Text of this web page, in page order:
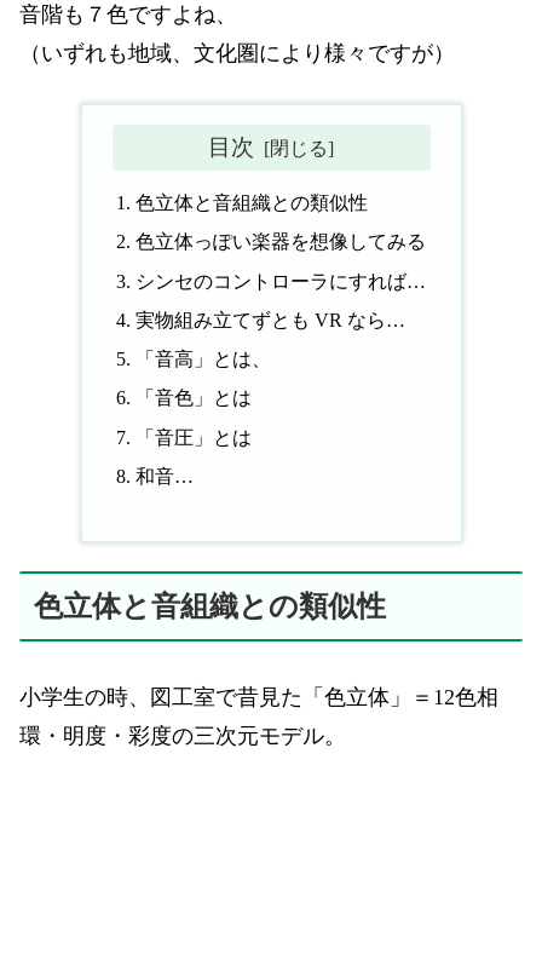
音階も７色ですよね、
（いずれも地域、文化圏により様々ですが）
目次
色立体と音組織との類似性
色立体っぽい楽器を想像してみる
シンセのコントローラにすれば…
実物組み立てずとも VR なら…
「音高」とは、
「音色」とは
「音圧」とは
和音…
色立体と音組織との類似性
小学生の時、図工室で昔見た「色立体」＝12色相
環・明度・彩度の三次元モデル。